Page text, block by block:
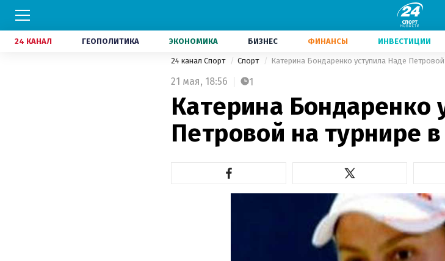
24 КАНАЛ ГЕОПОЛИТИКА ЭКОНОМИКА БИЗНЕС ФИНАНСЫ ИНВЕСТИЦИИ
24 канал Спорт Спорт Катерина Бондаренко уступила Наде
21 мая, 18:56 1
Катерина Бондаренко
Петровой на турнире